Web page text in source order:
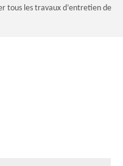
tous les travaux d’entretien de